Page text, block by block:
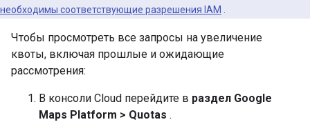
необходимы соответствующие разрешения IAM
Чтобы просмотреть все запросы на увеличение
квоты, включая прошлые и ожидающие
рассмотрения:
В консоли Cloud перейдите в раздел Google
Maps Platform > Quotas .